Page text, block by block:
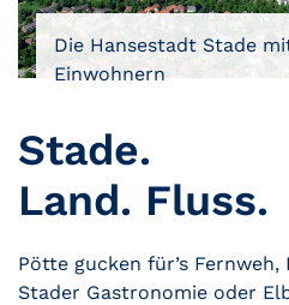
Die Hansestadt Stade
Einwohnern
Stade.
Land. Fluss.
Pötte gucken für’s
Stader Gastronomie oder